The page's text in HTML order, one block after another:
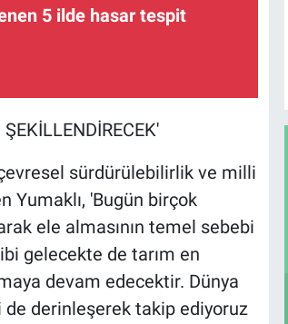
5 ilde hasar tespit
çevresel sürdürülebilirlik ve milli
Yumaklı, 'Bugün birçok
ele almasının temel sebebi
gelecekte de tarım en
devam edecektir. Dünya
derinleşerek takip ediyoruz